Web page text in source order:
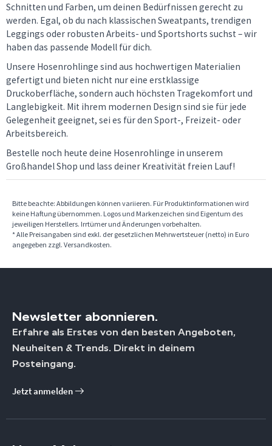
Schnitten und Farben, um deinen Bedürfnissen gerecht zu
werden. Egal, ob du nach klassischen Sweatpants, trendigen
Leggings oder robusten Arbeits- und Sportshorts suchst – wir
haben das passende Modell für dich.
Unsere Hosenrohlinge sind aus hochwertigen Materialien
gefertigt und bieten nicht nur eine erstklassige
Druckoberfläche, sondern auch höchsten Tragekomfort und
Langlebigkeit. Mit ihrem modernen Design sind sie für jede
Gelegenheit geeignet, sei es für den Sport-, Freizeit- oder
Arbeitsbereich.
Bestelle noch heute deine Hosenrohlinge in unserem
Großhandel Shop und lass deiner Kreativität freien Lauf!
Bitte beachte: Abbildungen können variieren. Für Produktinformationen wird
keine Haftung übernommen. Logos und Markenzeichen sind Eigentum des
jeweiligen Herstellers. Irrtümer und Änderungen vorbehalten.
* Alle Preisangaben sind exkl. der gesetzlichen Mehrwertsteuer (netto) in Euro
angegeben zzgl. Versandkosten.
Newsletter abonnieren.
Erfahre als Erstes von den besten Angeboten,
Neuheiten & Trends. Direkt in deinem
Posteingang.
Jetzt anmelden